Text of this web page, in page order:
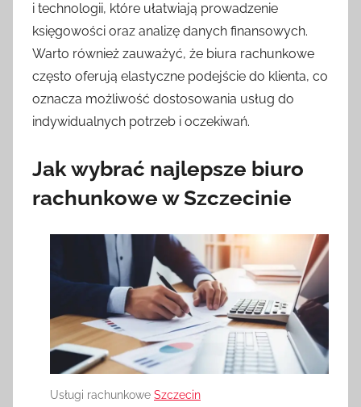
i technologii, które ułatwiają prowadzenie
księgowości oraz analizę danych finansowych.
Warto również zauważyć, że biura rachunkowe
często oferują elastyczne podejście do klienta, co
oznacza możliwość dostosowania usług do
indywidualnych potrzeb i oczekiwań.
Jak wybrać najlepsze biuro
rachunkowe w Szczecinie
Usługi rachunkowe Szczecin